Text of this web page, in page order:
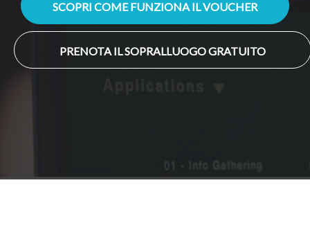
SCOPRI COME FUNZIONA IL VOUCHER
PRENOTA IL SOPRALLUOGO GRATUITO